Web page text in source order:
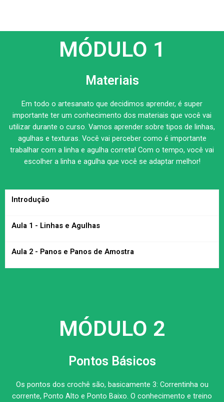
MÓDULO 1
Materiais
Em todo o artesanato que decidimos aprender, é super
importante ter um conhecimento dos materiais que você vai
utilizar durante o curso. Vamos aprender sobre tipos de linhas,
agulhas e texturas. Você vai perceber como é importante
trabalhar com a linha e agulha correta! Com o tempo, você vai
escolher a linha e agulha que você se adaptar melhor!
Introdução
Aula 1 - Linhas e Agulhas
Aula 2 - Panos e Panos de Amostra
MÓDULO 2
Pontos Básicos
Os pontos dos crochê são, basicamente 3: Correntinha ou
corrente, Ponto Alto e Ponto Baixo. O conhecimento e treino